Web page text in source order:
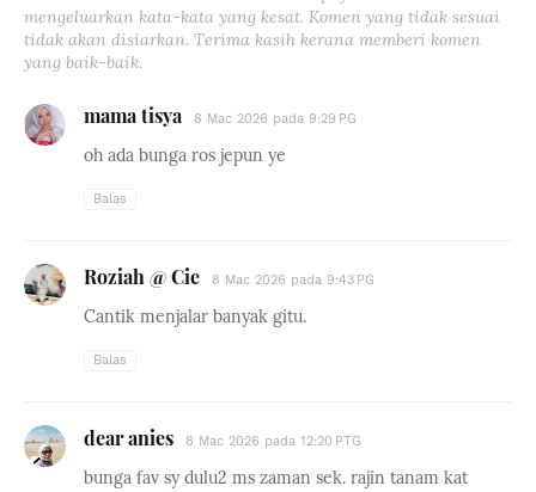
mengeluarkan kata-kata yang kesat. Komen yang tidak sesuai
tidak akan disiarkan. Terima kasih kerana memberi komen
yang baik-baik.
mama tisya 8 Mac 2026 pada 9:29 PG
oh ada bunga ros jepun ye
Balas
Roziah @ Cie 8 Mac 2026 pada 9:43 PG
Cantik menjalar banyak gitu.
Balas
dear anies 8 Mac 2026 pada 12:20 PTG
bunga fav sy dulu2 ms zaman sek. rajin tanam kat